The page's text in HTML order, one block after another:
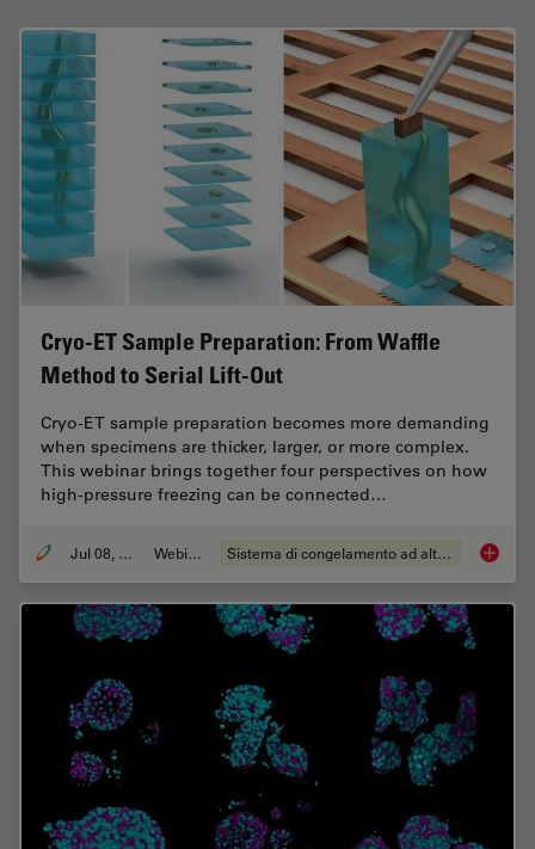
Cryo-ET Sample Preparation: From Waffle
Method to Serial Lift-Out
Cryo-ET sample preparation becomes more demanding
when specimens are thicker, larger, or more complex.
This webinar brings together four perspectives on how
high-pressure freezing can be connected…
Jul 08, 2026 Webinar: Sistema di congelamento ad alta pressione Cryo-